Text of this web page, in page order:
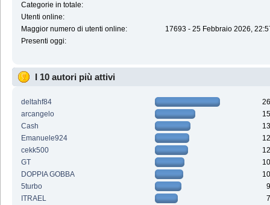
Categorie in totale:
Utenti online:
Maggior numero di utenti online:
17693 - 25 Febbraio 2026,
Presenti oggi:
I 10 autori più attivi
deltahf84
arcangelo
Cash
Emanuele924
cekk500
GT
DOPPIA GOBBA
5turbo
ITRAEL